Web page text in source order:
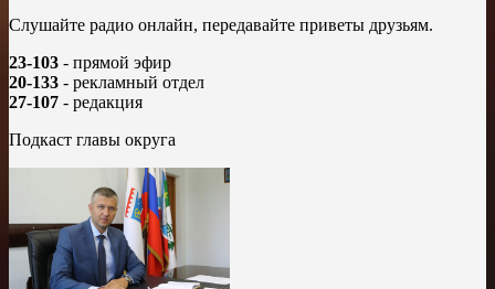
Слушайте радио онлайн, передавайте приветы друзьям.
23-103 - прямой эфир
20-133 - рекламный отдел
27-107 - редакция
Подкаст главы округа